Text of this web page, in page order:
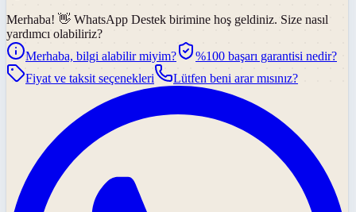
Merhaba! 👋 WhatsApp Destek birimine hoş geldiniz. Size nasıl
yardımcı olabiliriz?
Merhaba, bilgi alabilir miyim?
%100 başarı garantisi nedir?
Fiyat ve taksit seçenekleri
Lütfen beni arar mısınız?